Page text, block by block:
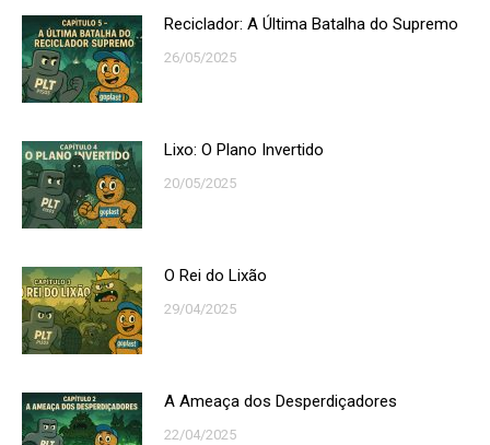
Reciclador: A Última Batalha do Supremo
26/05/2025
Lixo: O Plano Invertido
20/05/2025
O Rei do Lixão
29/04/2025
A Ameaça dos Desperdiçadores
22/04/2025